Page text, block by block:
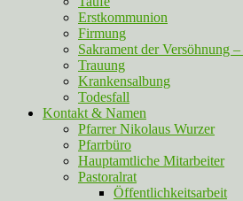
Erstkommunion
Firmung
Sakrament der Versöhnung
Trauung
Krankensalbung
Todesfall
Kontakt & Namen
Pfarrer Nikolaus Wurzer
Pfarrbüro
Hauptamtliche Mitarbeiter
Pastoralrat
Öffentlichkeitsarbeit